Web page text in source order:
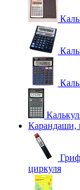
Карандаши,
циркуля